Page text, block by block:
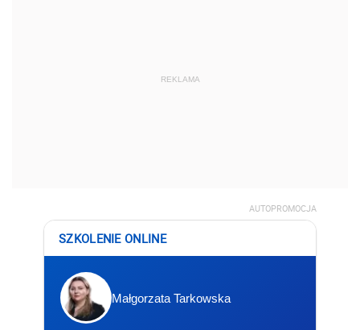
REKLAMA
AUTOPROMOCJA
SZKOLENIE ONLINE
Małgorzata Tarkowska